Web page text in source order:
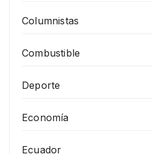
Columnistas
Combustible
Deporte
Economía
Ecuador